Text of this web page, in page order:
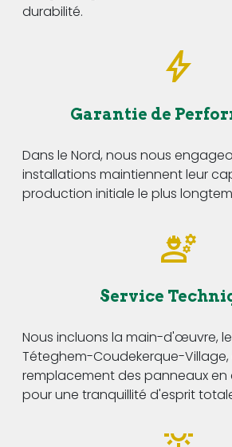
durabilité.
Garantie de
Dans le Nord, nous nous
installations maintiennent leur
production initiale le plus
Service
Nous incluons la main-d'œuvre,
Téteghem-Coudekerque-Village,
remplacement des panneaux en
pour une tranquillité d'esprit